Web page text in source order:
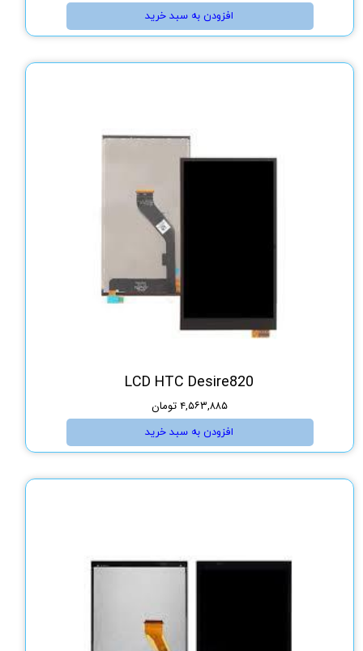
افزودن به سبد خرید
LCD HTC Desire820
۴,۵۶۳,۸۸۵ تومان
افزودن به سبد خرید